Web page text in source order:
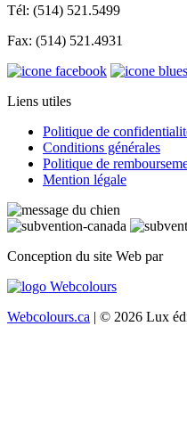
Tél: (514) 521.5499
Fax: (514) 521.4931
Liens utiles
Politique de
Conditions générales
Politique de
Mention légale
Conception du site Web par
Webcolours.ca | © 2026 Lux